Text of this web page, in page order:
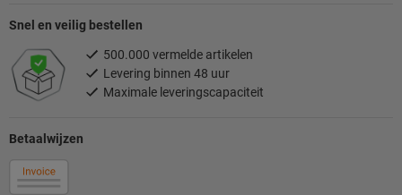
Betaalwijzen
Snel en veilig bestellen
500.000 vermelde artikelen
Levering binnen 48 uur
Maximale leveringscapaciteit